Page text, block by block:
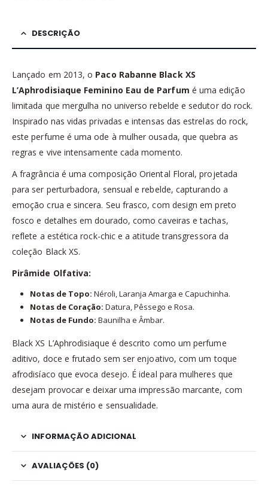
DESCRIÇÃO
Lançado em 2013, o Paco Rabanne Black XS
L’Aphrodisiaque Feminino Eau de Parfum é uma edição
limitada que mergulha no universo rebelde e sedutor do rock.
Inspirado nas vidas privadas e intensas das estrelas do rock,
este perfume é uma ode à mulher ousada, que quebra as
regras e vive intensamente cada momento.
A fragrância é uma composição Oriental Floral, projetada
para ser perturbadora, sensual e rebelde, capturando a
emoção crua e sincera. Seu frasco, com design em preto
fosco e detalhes em dourado, como caveiras e tachas,
reflete a estética rock-chic e a atitude transgressora da
coleção Black XS.
Pirâmide Olfativa:
Notas de Topo: Néroli, Laranja Amarga e Capuchinha.
Notas de Coração: Datura, Pêssego e Rosa.
Notas de Fundo: Baunilha e Âmbar.
Black XS L’Aphrodisiaque é descrito como um perfume
aditivo, doce e frutado sem ser enjoativo, com um toque
afrodisíaco que evoca desejo. É ideal para mulheres que
desejam provocar e deixar uma impressão marcante, com
uma aura de mistério e sensualidade.
INFORMAÇÃO ADICIONAL
AVALIAÇÕES (0)